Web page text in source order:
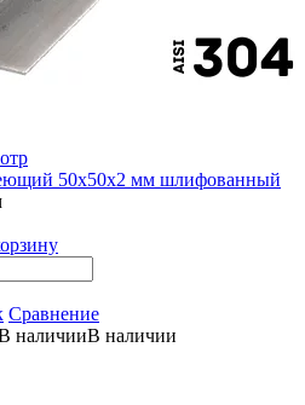
50х50х2 мм шлифованный
Сравнение
В наличии